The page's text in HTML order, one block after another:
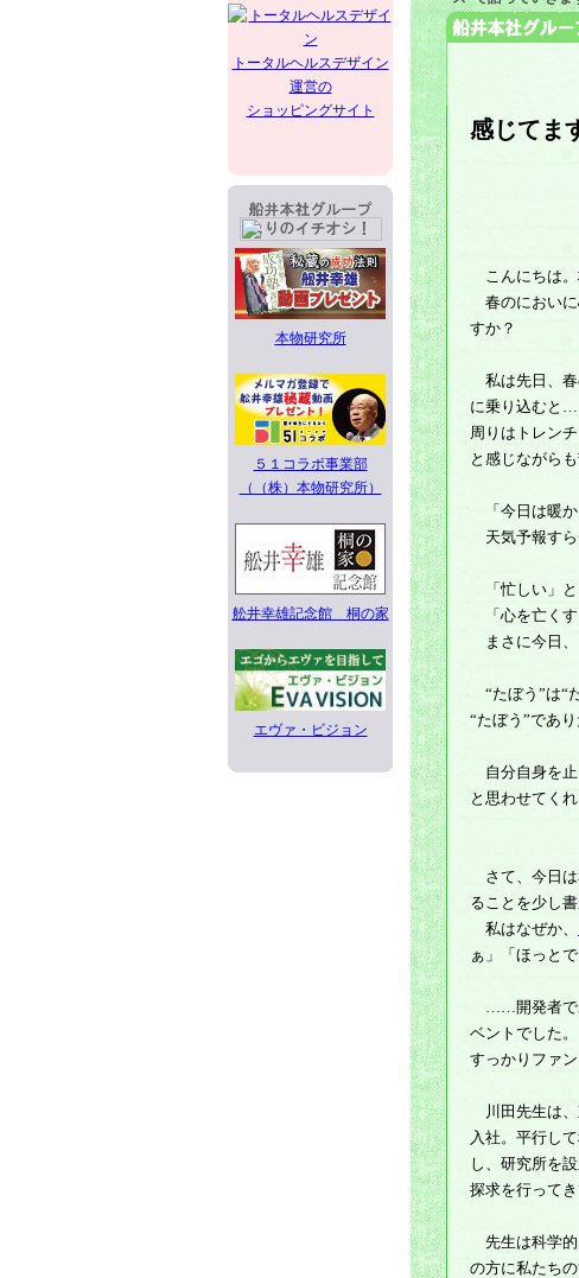
トータルヘルスデザイン
運営の
ショッピングサイト
本物研究所
５１コラボ事業部
（（株）本物研究所）
舩井幸雄記念館 桐の家
エヴァ・ビジョン
感じてま
こんにちは。
春のにおいに
すか？
私は先日、春
に乗り込むと…
周りはトレン
と感じながらも
「今日は暖か
天気予報すら
「忙しい」と
「心を亡くす
まさに今日、
“たぼう”は“
“たぼう”であり
自分自身を止
と思わせてく
さて、今日は
ることを少し
私はなぜか、
ぁ」「ほっと
……開発者で
ベントでした
すっかりファ
川田先生は、
入社。平行し
し、研究所を
探求を行ってき
先生は科学的
の方に私たち